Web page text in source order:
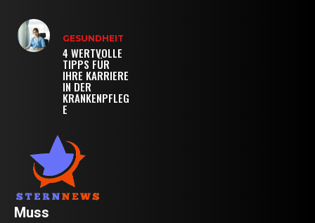
GESUNDHEIT
4 WERTVOLLE
TIPPS FÜR
IHRE KARRIERE
IN DER
KRANKENPFLEG
E
Muss